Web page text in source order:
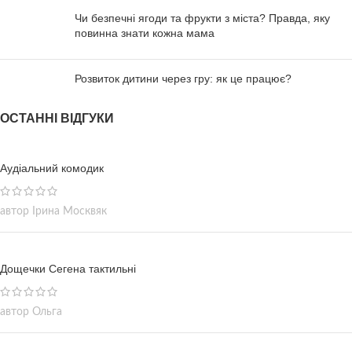
Чи безпечні ягоди та фрукти з міста? Правда, яку
повинна знати кожна мама
Розвиток дитини через гру: як це працює?
ОСТАННІ ВІДГУКИ
Аудіальний комодик
автор Ірина Москвяк
Дощечки Сегена тактильні
автор Ольга